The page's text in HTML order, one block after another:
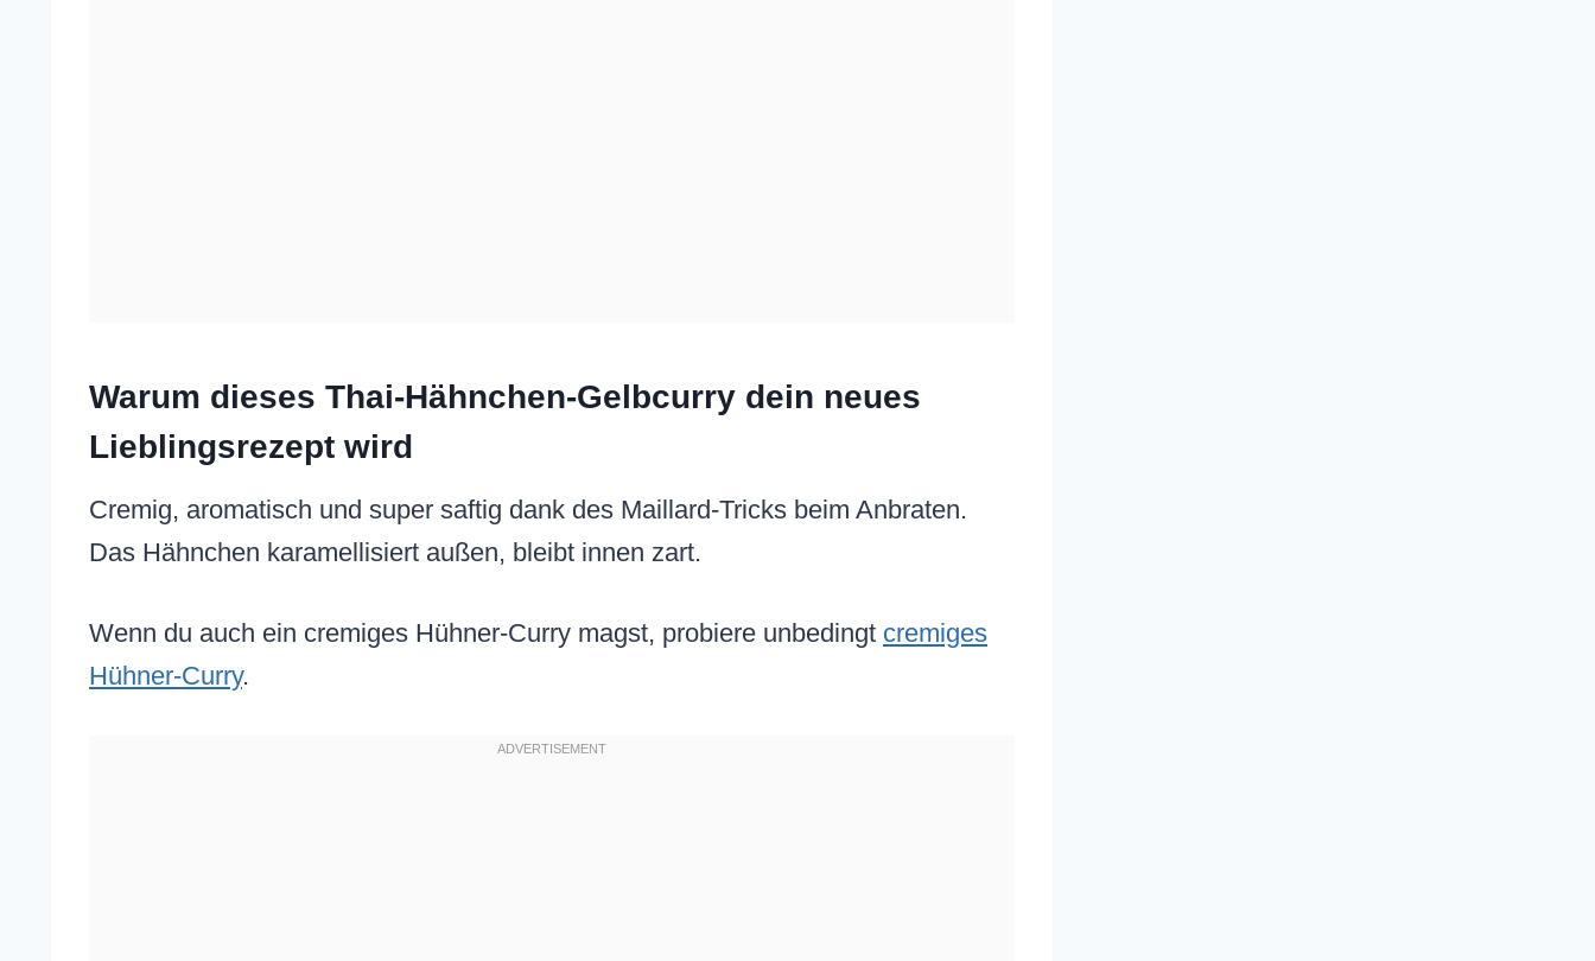
Warum dieses Thai-Hähnchen-Gelbcurry dein neues
Lieblingsrezept wird
Cremig, aromatisch und super saftig dank des Maillard-Tricks beim Anbraten.
Das Hähnchen karamellisiert außen, bleibt innen zart.
Wenn du auch ein cremiges Hühner-Curry magst, probiere unbedingt cremiges
Hühner-Curry.